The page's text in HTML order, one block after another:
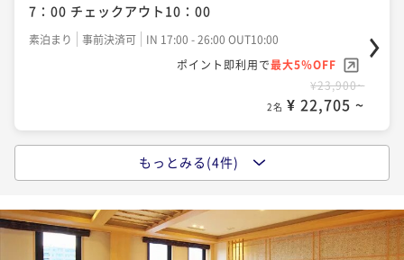
ビジネス・観光の拠点にどうぞ
朝食付き 事前決済可
IN 14:00 - 24:00 OUT11:00
ポイント即利用で 最大5％OFF
¥29,200~
2名 ¥ 27,740 ~
お日にち限定！2泊以上限定！【清掃なしエコプラン】
連泊をもっとお得に♪
素泊まり 事前決済可
IN 14:00 - 26:00 OUT11:00
ポイント即利用で最大5％OFF
7：00 チェックアウト10：00
素泊まり 事前決済可
IN 17:00 - 26:00 OUT10:00
ポイント即利用で最大5％OFF
¥23,900~
2名 ¥ 22,705 ~
シンプルステイ♪素泊まり♪高崎駅東口徒歩3分！☆Ｓ
素泊まり 事前決済可
IN 14:00 - 24:00 OUT11:00
ポイント即利用で最大5％OFF
もっとみる(4件)